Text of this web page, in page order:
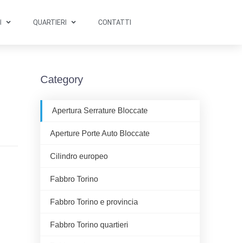
QUARTIERI CONTATTI
Category
Apertura Serrature Bloccate
Aperture Porte Auto Bloccate
Cilindro europeo
Fabbro Torino
Fabbro Torino e provincia
Fabbro Torino quartieri